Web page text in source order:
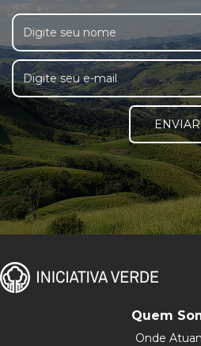
ENVIAR
Quem
Onde